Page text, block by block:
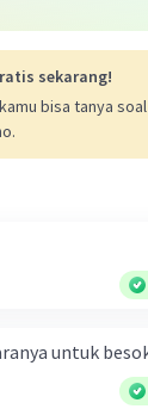
sekarang!
bisa tanya
untuk